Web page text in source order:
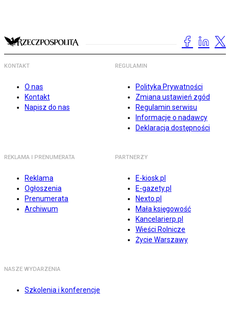
KONTAKT
O nas
Kontakt
Napisz do nas
REGULAMIN
Polityka Prywatności
Zmiana ustawień zgód
Regulamin serwisu
Informacje o nadawcy
Deklaracja dostępności
REKLAMA I PRENUMERATA
Reklama
Ogłoszenia
Prenumerata
Archiwum
PARTNERZY
E-kiosk.pl
E-gazety.pl
Nexto.pl
Mała księgowość
Kancelarierp.pl
Wieści Rolnicze
Życie Warszawy
NASZE WYDARZENIA
Szkolenia i konferencje